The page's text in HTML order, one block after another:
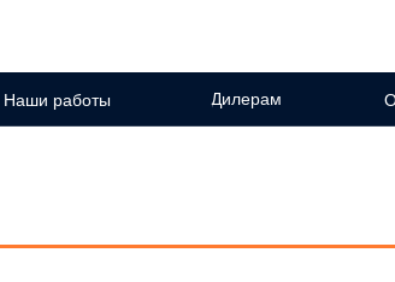
Дилерам
Наши работы